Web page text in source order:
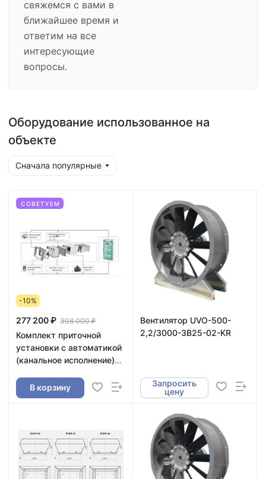
свяжемся с вами в
ближайшее время и
ответим на все
интересующие
вопросы.
Оборудование использованное на
объекте
Сначала популярные
СОВЕТУЕМ
-10%
277 200 ₽ 308 000 ₽
Комплект приточной
установки с автоматикой
(канальное исполнение)
В корзину
Вентилятор UVO-500-
2,2/3000-3В25-02-KR
Запросить
цену